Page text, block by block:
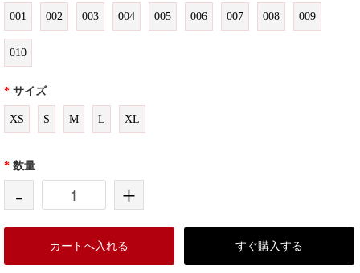
001 002 003 004 005 006 007 008 009
010
* サイズ
XS S M L XL
* 数量
- +
カートへ入れる すぐ購入する